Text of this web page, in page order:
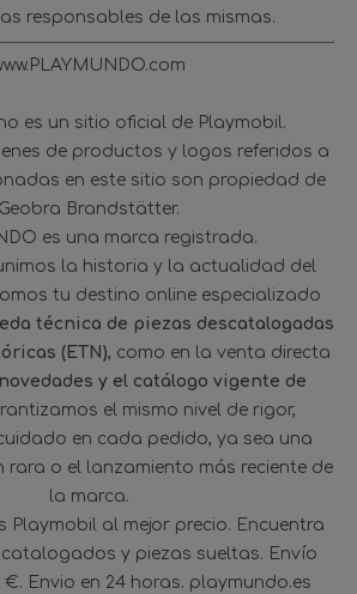
responsables de las mismas.
es un sitio oficial de Playmobil.
de productos y logos referidos a
en este sitio son propiedad de
Geobra Brandstätter.
es una marca registrada.
la historia y la actualidad del
tu destino online especializado
técnica de piezas descatalogadas
(ETN), como en la venta directa
y el catálogo vigente de
el mismo nivel de rigor,
en cada pedido, ya sea una
rara o el lanzamiento más reciente de
la marca.
Playmobil al mejor precio. Encuentra
y piezas sueltas. Envío
Envio en 24 horas. playmundo.es